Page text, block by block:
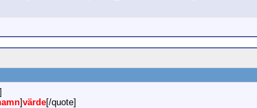
]värde[/quote]